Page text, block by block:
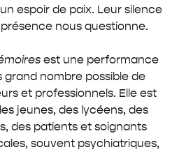
espoir de paix. Leur silence
nous questionne.
est une performance
grand nombre possible de
et professionnels. Elle est
jeunes, des lycéens, des
des patients et soignants
souvent psychiatriques,